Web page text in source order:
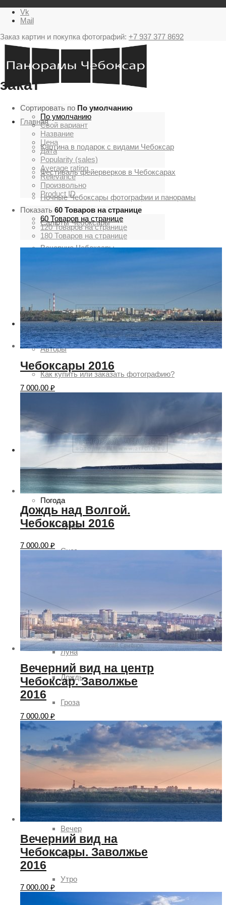
Vk
Mail
Заказ картин и покупка фотографий: +7 937 377 8692
Главная
Картина в подарок с видами Чебоксар
Фестиваль фейерверков в Чебоксарах
Ночные Чебоксары фотографии и панорамы
Салюты Чебоксары
Вечерние Чебоксары
Чебоксарский залив
О нас
Авторы
Как купить или заказать фотографию?
Фото Чебоксар, Новочебоксарска и окрестностей
Каталог фотографий ЧебоксарЛучшие фотографии
Чебоксар и окрестностей по временам года
Погода
Туман
Снег
Облачность
Луна
Дождь
Гроза
Ясно
Время суток
День
Вечер
Ночь
Утро
закат
Сортировать по По умолчанию
По умолчанию
Свой вариант
Название
Цена
Дата
Popularity (sales)
Average rating
Relevance
Произвольно
Product ID
Показать 60 Товаров на странице
60 Товаров на странице
120 Товаров на странице
180 Товаров на странице
Чебоксары 2016
7 000.00 ₽
Дождь над Волгой.
Чебоксары 2016
7 000.00 ₽
Вечерний вид на центр
Чебоксар. Заволжье
2016
7 000.00 ₽
Вечерний вид на
Чебоксары. Заволжье
2016
7 000.00 ₽